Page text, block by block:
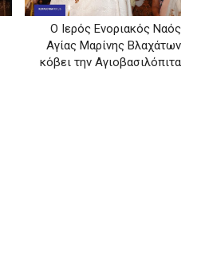
Ο Ιερός Ενοριακός Ναός
Αγίας Μαρίνης Βλαχάτων
κόβει την Αγιοβασιλόπιτα